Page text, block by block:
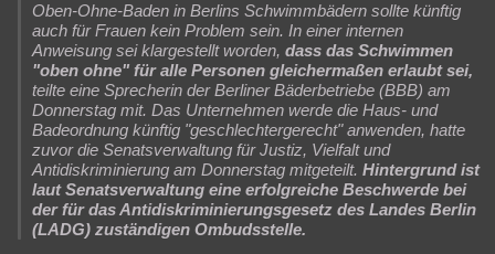
Oben-Ohne-Baden in Berlins Schwimmbädern sollte künftig
auch für Frauen kein Problem sein. In einer internen
Anweisung sei klargestellt worden, dass das Schwimmen
"oben ohne" für alle Personen gleichermaßen erlaubt sei,
teilte eine Sprecherin der Berliner Bäderbetriebe (BBB) am
Donnerstag mit. Das Unternehmen werde die Haus- und
Badeordnung künftig "geschlechtergerecht" anwenden, hatte
zuvor die Senatsverwaltung für Justiz, Vielfalt und
Antidiskriminierung am Donnerstag mitgeteilt. Hintergrund ist
laut Senatsverwaltung eine erfolgreiche Beschwerde bei
der für das Antidiskriminierungsgesetz des Landes Berlin
(LADG) zuständigen Ombudsstelle.